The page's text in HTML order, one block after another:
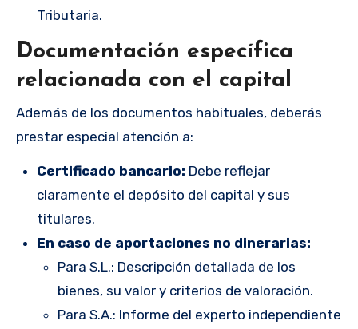
Tributaria.
Documentación específica
relacionada con el capital
Además de los documentos habituales, deberás
prestar especial atención a:
Certificado bancario: Debe reflejar
claramente el depósito del capital y sus
titulares.
En caso de aportaciones no dinerarias:
Para S.L.: Descripción detallada de los
bienes, su valor y criterios de valoración.
Para S.A.: Informe del experto independiente